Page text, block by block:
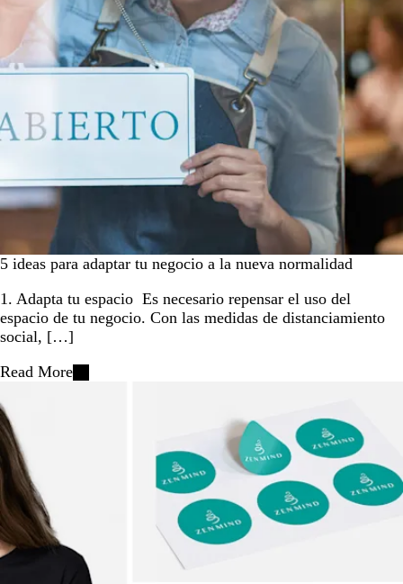
5 ideas para adaptar tu negocio a la nueva normalidad
1. Adapta tu espacio Es necesario repensar el uso del
espacio de tu negocio. Con las medidas de distanciamiento
social, […]
Read More